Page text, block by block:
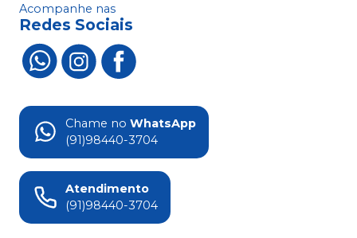
Acompanhe nas
Redes Sociais
Chame no WhatsApp
(91)98440-3704
Atendimento
(91)98440-3704